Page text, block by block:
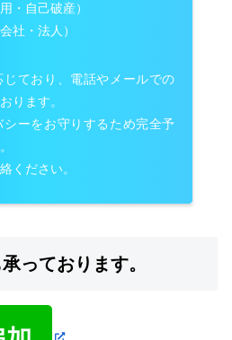
・自己破産）
社・法人）
ており、電話やメールでの
ります。
シーをお守りするため完全予
ください。
っております。